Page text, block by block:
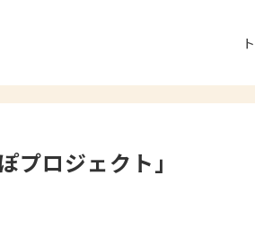
プロジェクト」